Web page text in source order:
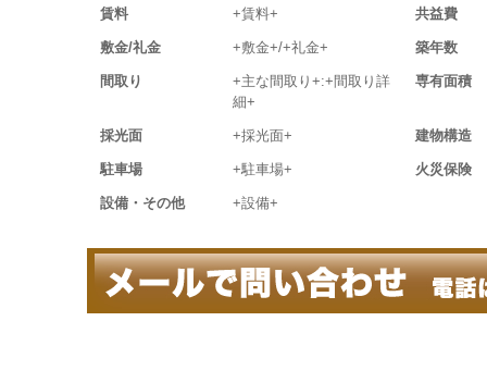
賃料 +賃料+ 共益費
敷金/礼金 +敷金+/+礼金+ 築年数
間取り
+主な間取り+:+間取り詳
細+
専有面積
採光面 +採光面+ 建物構造
駐車場 +駐車場+ 火災保険
設備・その他 +設備+